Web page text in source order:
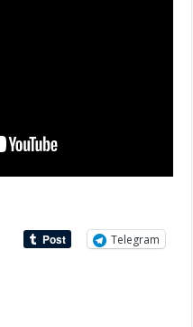
Telegram